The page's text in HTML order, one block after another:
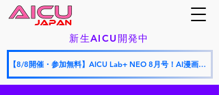
新生AICU開発中
【8/8開催・参加無料】AICU Lab+ NEO 8月号！AI漫画フェスティバル授賞式 × AICU怒涛の新サービス発表会